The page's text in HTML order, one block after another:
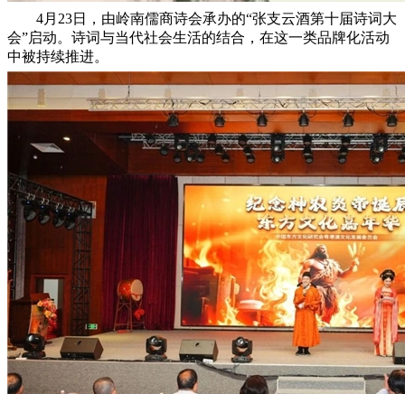
4月23日，由岭南儒商诗会承办的“张支云酒第十届诗词大
会”启动。诗词与当代社会生活的结合，在这一类品牌化活动
中被持续推进。